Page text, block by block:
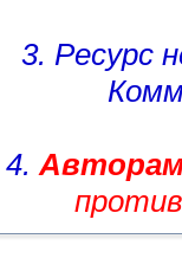
3. Ресурс
4.